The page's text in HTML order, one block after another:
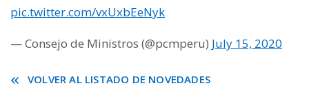
pic.twitter.com/vxUxbEeNyk
— Consejo de Ministros (@pcmperu) July 15, 2020
VOLVER AL LISTADO DE NOVEDADES